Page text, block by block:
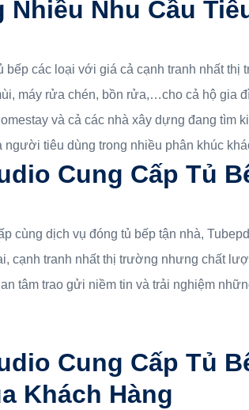
Nhu Cầu
bếp các loại với giá cả cạnh tranh nhất thị
máy rửa chén, bồn rửa,…cho cả hộ gia
và cả các nhà xây dựng đang tìm
người tiêu dùng trong nhiều phân khúc
Cung Cấp Tủ
cùng dịch vụ đóng tủ bếp tận nhà,
cạnh tranh nhất thị trường nhưng chất
tâm trao gửi niềm tin và trải nghiệm
Cung Cấp Tủ
Khách Hàng